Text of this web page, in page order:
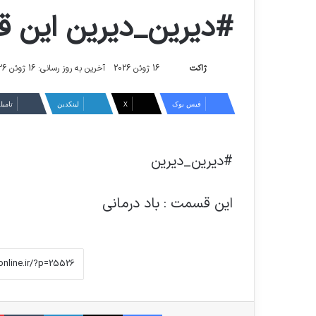
#دیرین_دیرین
ژاکت 16 ژوئن 2026 آخرین به روز رسانی: 16 ژوئن 2026
فیس بوک X لینکدین
#دیرین_دیرین
این قسمت : باد درمانی